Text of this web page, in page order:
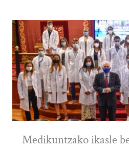
Medikuntzako ikasle